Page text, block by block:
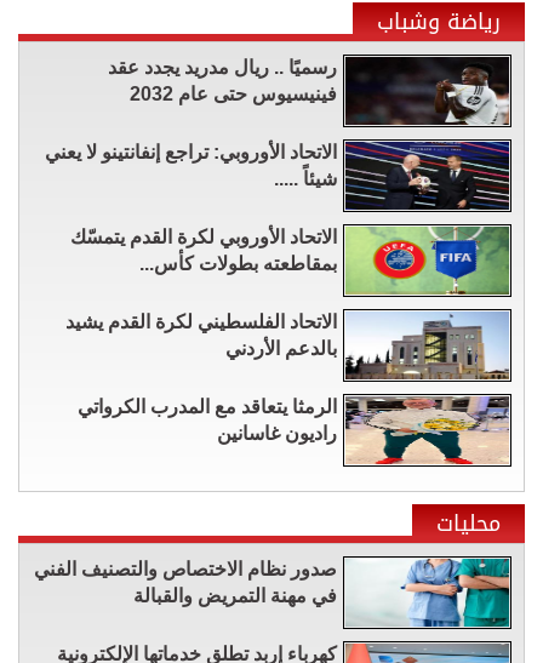
رياضة وشباب
رسميًا .. ريال مدريد يجدد عقد
فينيسيوس حتى عام 2032
الاتحاد الأوروبي: تراجع إنفانتينو لا يعني
شيئاً .....
الاتحاد الأوروبي لكرة القدم يتمسّك
بمقاطعته بطولات كأس...
الاتحاد الفلسطيني لكرة القدم يشيد
بالدعم الأردني
الرمثا يتعاقد مع المدرب الكرواتي
راديون غاسانين
محليات
صدور نظام الاختصاص والتصنيف الفني
في مهنة التمريض والقبالة
كهرباء إربد تطلق خدماتها الإلكترونية